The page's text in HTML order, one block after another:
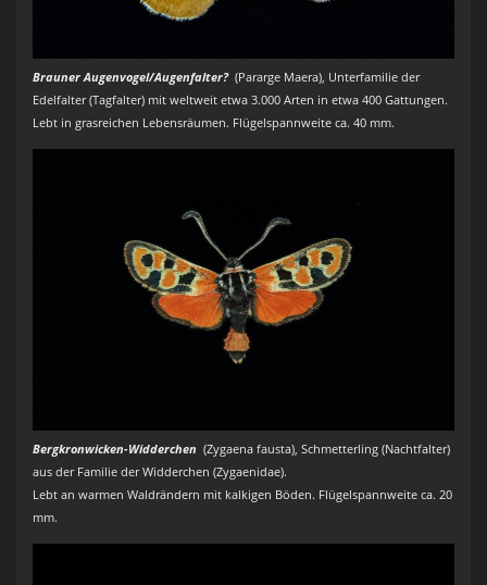
Brauner Augenvogel/Augenfalter? (Pararge Maera), Unterfamilie der
Edelfalter (Tagfalter) mit weltweit etwa 3.000 Arten in etwa 400 Gattungen.
Lebt in grasreichen Lebensräumen. Flügelspannweite ca. 40 mm.
Bergkronwicken-Widderchen (Zygaena fausta), Schmetterling (Nachtfalter)
aus der Familie der Widderchen (Zygaenidae).
Lebt an warmen Waldrändern mit kalkigen Böden. Flügelspannweite ca. 20
mm.